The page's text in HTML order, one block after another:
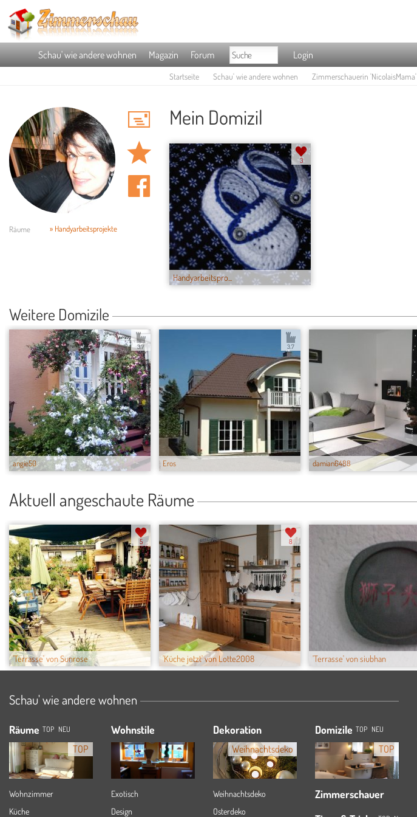
Schau' wie andere wohnen Magazin Forum Login
Startseite Schau' wie andere wohnen Zimmerschauerin 'NicolaisMama'
Räume » Handyarbeitsprojekte
Mein Domizil
Handyarbeitspro...
3
Weitere Domizile
angie50
3.7
Eros
3.7
damian6488
Aktuell angeschaute Räume
'Terrasse' von Sunrose
5
'Küche jetzt' von Lotte2008
8
'Terrasse' von siubhan
Schau' wie andere wohnen
Räume TOP NEU
TOP
Wohnzimmer
Küche
Wohnstile
Exotisch
Design
Dekoration
Weihnachtsdeko
Weihnachtsdeko
Osterdeko
Domizile TOP NEU
TOP
Zimmerschauer